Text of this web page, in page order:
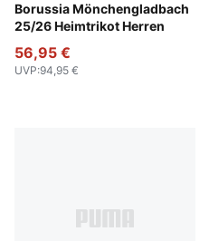
Borussia Mönchengladbach
25/26 Heimtrikot Herren
Warm White-PUMA Black
56,95 €
UVP:94,95 €